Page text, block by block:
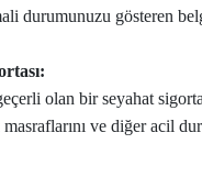
durumunuzu gösteren
olan bir seyahat
masraflarını ve diğer acil